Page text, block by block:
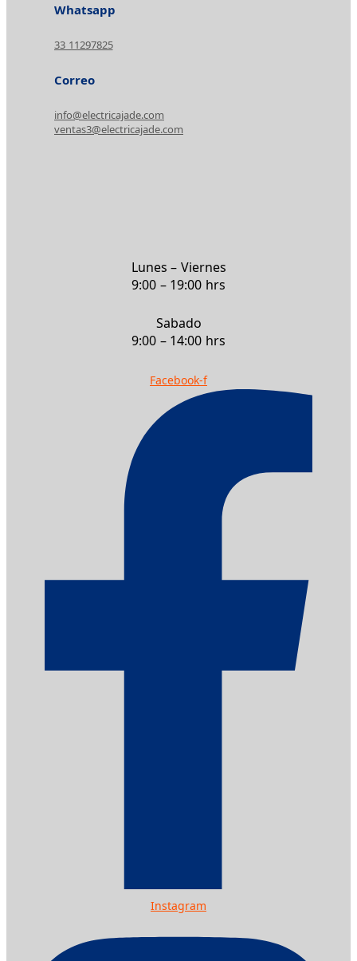
Whatsapp
33 11297825
Correo
info@electricajade.com
ventas3@electricajade.com
Lunes – Viernes
9:00 – 19:00 hrs
Sabado
9:00 – 14:00 hrs
Facebook-f
Instagram